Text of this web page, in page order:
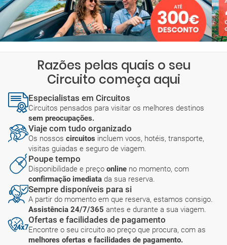
Razões pelas quais o seu
Circuito começa aqui
Especialistas em Circuitos
Circuitos pensados para visitar os melhores destinos
sem preocupações.
Viaje com tudo organizado
Os nossos circuitos incluem voos, hotéis, transporte,
visitas guiadas e seguro de viagem.
Poupe tempo
Disponibilidade e preço online no momento, com
confirmação imediata da sua reserva.
Sempre disponíveis para si
A partir do momento em que reserva, estamos consigo.
Assistência 24/7/365 antes e durante a sua viagem.
Ofertas e facilidades de pagamento
Encontre o seu circuito ao preço que procura, com as
melhores ofertas e facilidades de pagamento.